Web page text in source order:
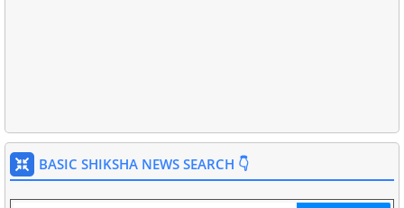
BASIC SHIKSHA NEWS SEARCH 👇